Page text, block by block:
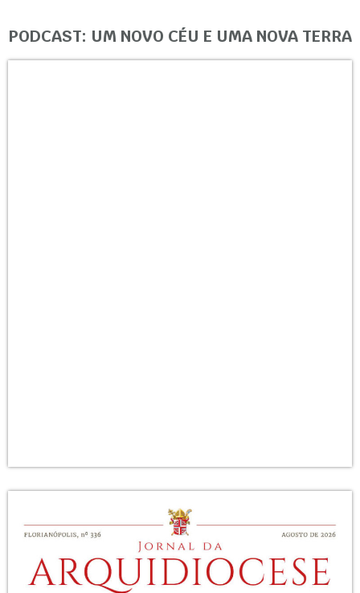
PODCAST: UM NOVO CÉU E UMA NOVA TERRA